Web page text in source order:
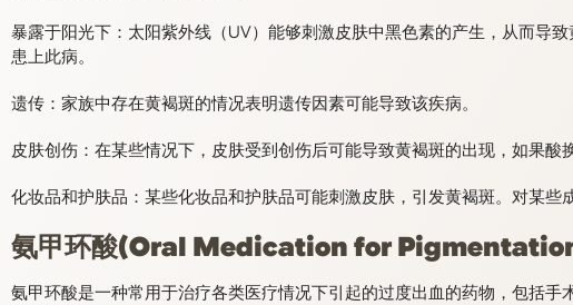
暴露于阳光下：太阳紫外线（UV）能够刺激皮肤中黑色素的产生，从而导
患上此病。
遗传：家族中存在黄褐斑的情况表明遗传因素可能导致该疾病。
皮肤创伤：在某些情况下，皮肤受到创伤后可能导致黄褐斑的出现，如果酸
化妆品和护肤品：某些化妆品和护肤品可能刺激皮肤，引发黄褐斑。对某些
氨甲环酸(Oral Medication for
氨甲环酸是一种常用于治疗各类医疗情况下引起的过度出血的药物，包括